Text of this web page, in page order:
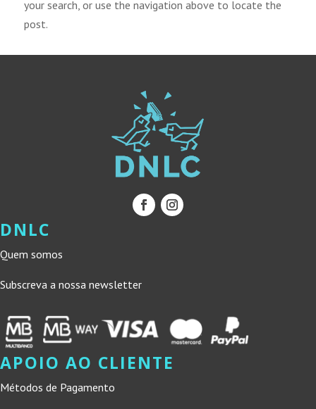
your search, or use the navigation above to locate the
post.
DNLC
Quem somos
Subscreva a nossa newsletter
APOIO AO CLIENTE
Métodos de Pagamento